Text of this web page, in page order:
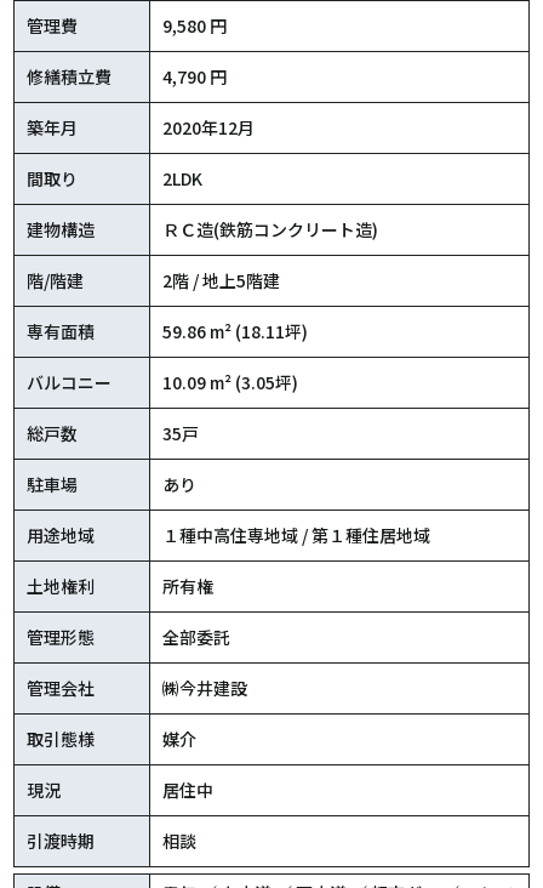
管理費 9,580 円
修繕積立費 4,790 円
築年月 2020年12月
間取り 2LDK
建物構造 ＲＣ造(鉄筋コンクリート造)
階/階建 2階 / 地上5階建
専有面積 59.86 m² (18.11坪)
バルコニー 10.09 m² (3.05坪)
総戸数 35戸
駐車場 あり
用途地域 １種中高住専地域 / 第１種住居地域
土地権利 所有権
管理形態 全部委託
管理会社 ㈱今井建設
取引態様 媒介
現況 居住中
引渡時期 相談